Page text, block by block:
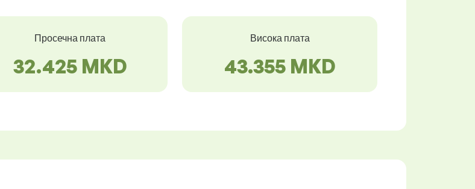
Просечна плата
32.425 MKD
Висока плата
43.355 MKD